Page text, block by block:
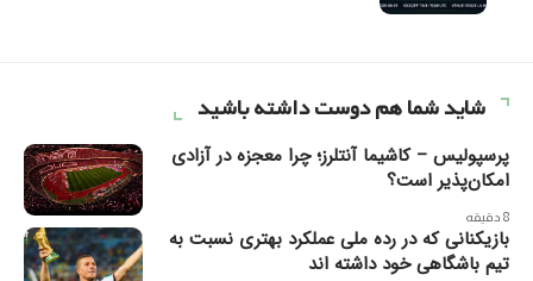
شاید شما هم دوست داشته باشید
پرسپولیس – کاشیما آنتلرز؛ چرا معجزه‌ در آزادی
امکان‌پذیر است؟
8 دقیقه
بازیکنانی که در رده ملی عملکرد بهتری نسبت به
تیم باشگاهی خود داشته اند